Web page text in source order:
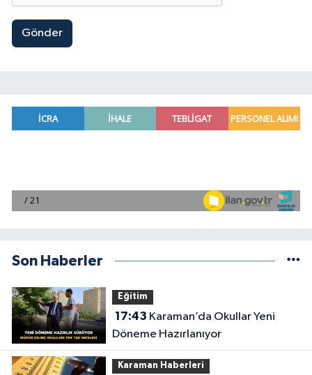
Gönder
Son Haberler
Eğitim
17:43
Döneme Hazırlanıyor
Karaman Haberleri